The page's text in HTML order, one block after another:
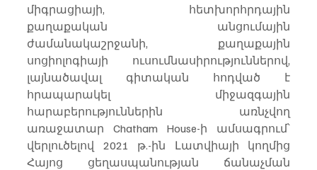
միգրացիայի, հետխորհրդային
քաղաքական անցումային
ժամանակաշրջանի, քաղաքային
սոցիոլոգիայի ուսումնասիրություններով,
լայնածավալ գիտական հոդված է
հրապարակել միջազգային
հարաբերություններին առնչվող
առաջատար Chatham House-ի ամսագրում՝
վերլուծելով 2021 թ.-ին Լատվիայի կողմից
Հայոց ցեղասպանության ճանաչման